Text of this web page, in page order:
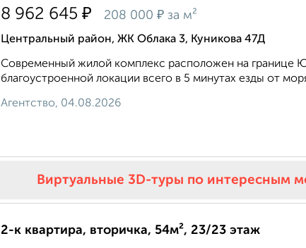
8 962 645 ₽ 208 000 ₽ за м²
Центральный район, ЖК Облака 3, Куникова 47Д
Современный жилой комплекс расположен на границе
благоустроенной локации всего в 5 минутах езды от
Агентство, 04.08.2026
Виртуальные 3D-туры по интересным
2-к квартира, вторичка, 54м², 23/23 этаж